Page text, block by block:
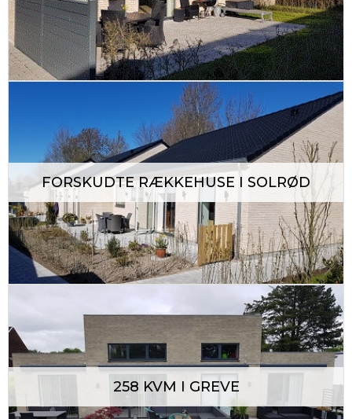
unikahuse.dk
All rights reserved.
FORSKUDTE RÆKKEHUSE I SOLRØD
258 KVM I GREVE